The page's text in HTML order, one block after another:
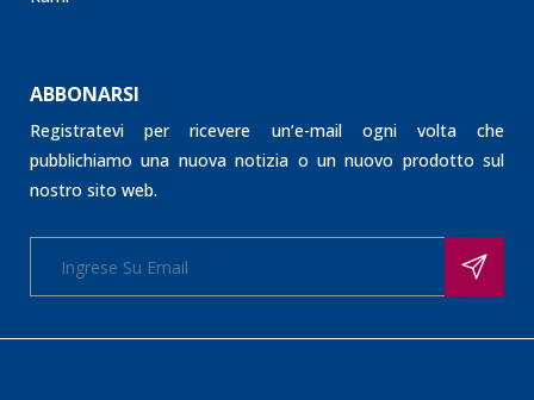
ABBONARSI
Registratevi per ricevere un’e-mail ogni volta che
pubblichiamo una nuova notizia o un nuovo prodotto sul
nostro sito web.